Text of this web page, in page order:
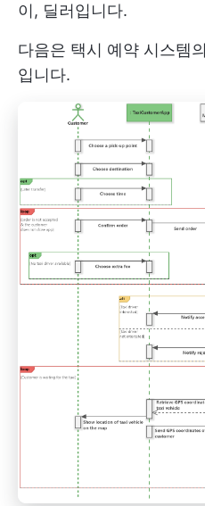
이, 딜러입니다.
다음은 택시 예약 시스템
입니다.